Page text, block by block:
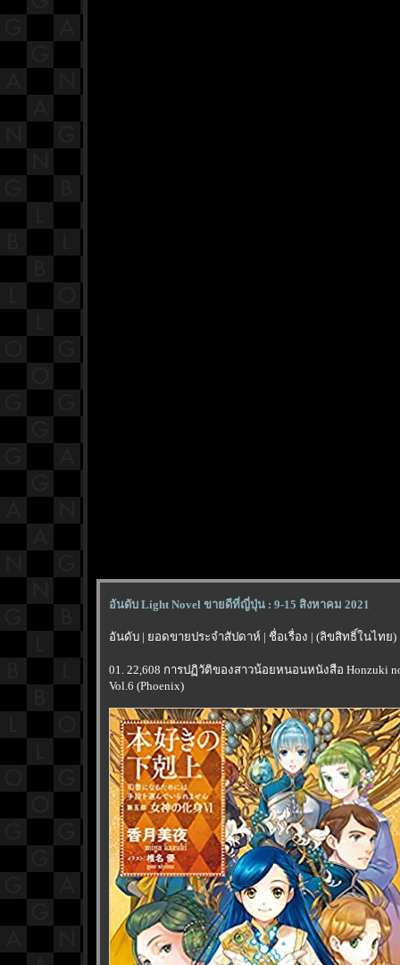
อันดับ Light Novel ขายดีที่ญี่ปุ่น : 9-15 สิงหาคม 2021
อันดับ | ยอดขายประจำสัปดาห์ | ชื่อเรื่อง | (ลิขสิทธิ์ในไทย)
01. 22,608 การปฏิวัติของสาวน้อยหนอนหนังสือ Honzuki
Vol.6 (Phoenix)